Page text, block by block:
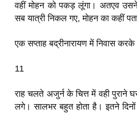
वहीं मोहन को पकड़ लूंगा। अतएव
सब यात्री निकल गए, मोहन का कहीं
एक सप्ताह बद्रीनारायण में निवास
11
राह चलते अजुर्न के चित्त में वही पुराने
लगे। सालभर बहुत होता है। इतने